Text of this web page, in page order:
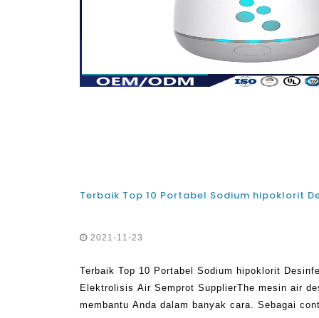
2021-11-23
Terbaik Top 10 Portabel Sodium hipoklorit
Elektrolisis Air Semprot SupplierThe mesin air
membantu Anda dalam banyak cara. Sebagai